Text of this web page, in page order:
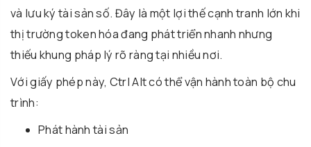
và lưu ký tài sản số. Đây là một lợi thế cạnh tranh lớn khi
thị trường token hóa đang phát triển nhanh nhưng
thiếu khung pháp lý rõ ràng tại nhiều nơi.
Với giấy phép này, Ctrl Alt có thể vận hành toàn bộ chu
trình:
Phát hành tài sản